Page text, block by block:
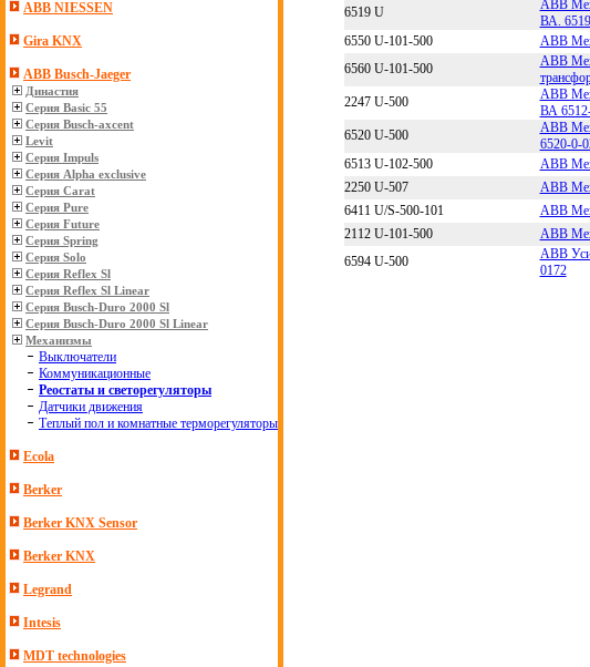
ABB NIESSEN
Gira KNX
ABB Busch-Jaeger
Династия
Серия Basic 55
Серия Busch-axcent
Levit
Серия Impuls
Серия Alpha exclusive
Серия Carat
Серия Pure
Серия Future
Серия Spring
Серия Solo
Серия Reflex Sl
Серия Reflex Sl Linear
Серия Busch-Duro 2000 Sl
Серия Busch-Duro 2000 Sl Linear
Механизмы
Выключатели
Коммуникационные
Реостаты и светорегуляторы
Датчики движения
Теплый пол и комнатные терморегуляторы
Ecola
Berker
Berker KNX Sensor
Berker KNX
Legrand
Intesis
MDT technologies
6519 U
ABB
ВА.
6550 U-101-500
ABB
6560 U-101-500
ABB
2247 U-500
ABB
ВА
6520 U-500
ABB
6520-0-
6513 U-102-500
ABB
2250 U-507
ABB
6411 U/S-500-101
ABB
2112 U-101-500
ABB
6594 U-500
ABB
0172